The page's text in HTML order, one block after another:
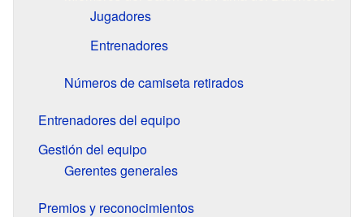
Jugadores
Entrenadores
Números de camiseta retirados
Entrenadores del equipo
Gestión del equipo
Gerentes generales
Premios y reconocimientos